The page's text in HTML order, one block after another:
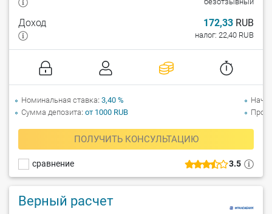
3.5
сравнение
Доход 172,33 RUB
налог: 22,40 RUB
ПОЛУЧИТЬ КОНСУЛЬТАЦИЮ
Номинальная ставка 3,40 %
Сумма депозита от 1000 RUB
Верный расчет